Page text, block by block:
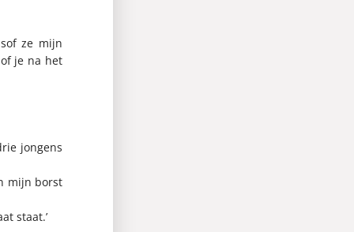
ze mijn
je na het
jongens
mijn borst
staat.’